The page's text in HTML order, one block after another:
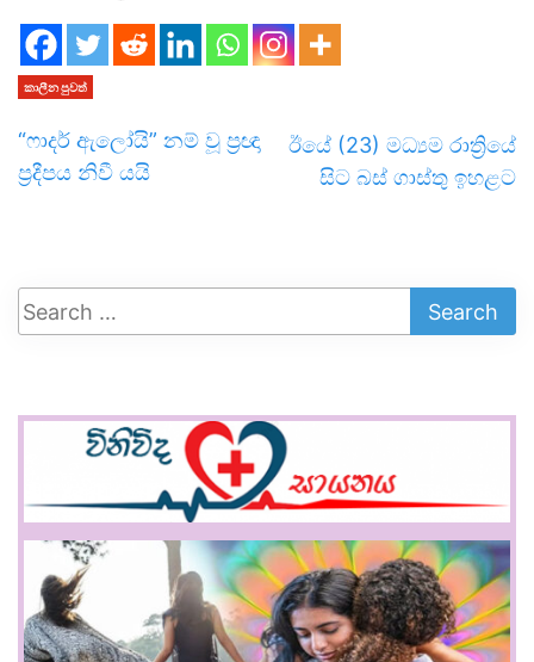
කාලීන පුවත්
“ෆාදර් ඇලෝයි” නම් වූ ප්‍රඥා
ප්‍රදීපය නිවී යයි
ඊයේ (23) මධ්‍යම රාත්‍රියේ
සිට බස් ගාස්තු ඉහළට